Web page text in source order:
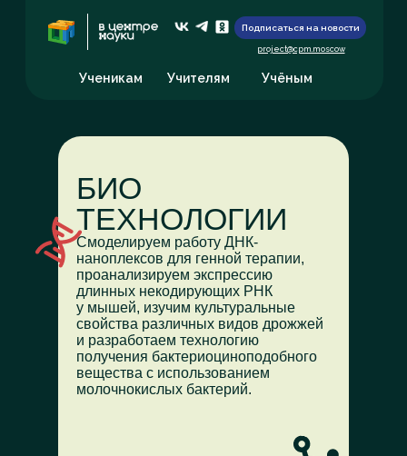
Ученикам Учителям Учёным
Подписаться на новости
project@cpm.moscow
БИО
ТЕХНОЛОГИИ
Смоделируем работу ДНК-
наноплексов для генной терапии,
проанализируем экспрессию
длинных некодирующих РНК
у мышей, изучим культуральные
свойства различных видов дрожжей
и разработаем технологию
получения бактериоциноподобного
вещества с использованием
молочнокислых бактерий.